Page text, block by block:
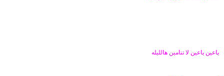
ياعين ياعين لا تنامين هالليله